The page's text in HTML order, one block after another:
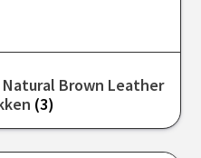
Natural Brown Leather
(3)